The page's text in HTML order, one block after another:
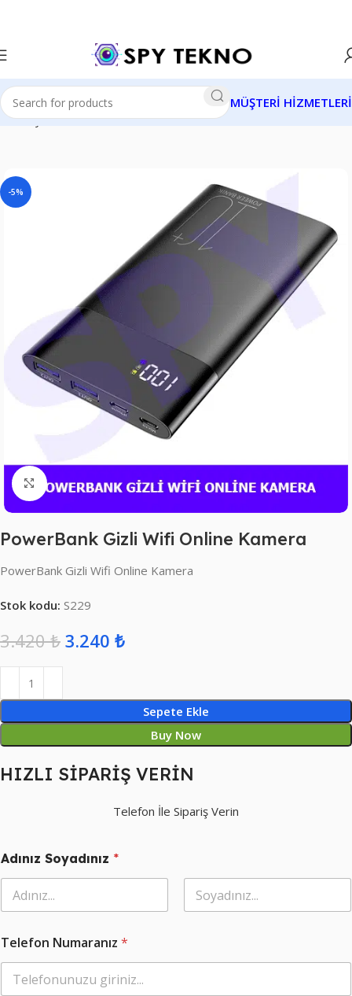
MÜŞTERİ HİZMETLERİ
Ana Sayfa Wifi Kameralar Online Wifi Kameralar
-5%
Click to enlarge
PowerBank Gizli Wifi Online Kamera
PowerBank Gizli Wifi Online Kamera
Stok kodu: S229
3.420₺ 3.240 ₺
Sepete Ekle
Buy Now
HIZLI SİPARİŞ VERİN
Telefon İle Sipariş Verin
d
ı
ı
*
*
Adınız Soyadınız *
Telefon Numaranız *